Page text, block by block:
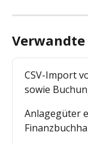
CSV-Import
sowie
Anlagegüter